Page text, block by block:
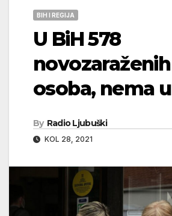
BIH I REGIJA
U BiH 578
novozaraženih
osoba, nema
By Radio Ljubuški
KOL 28, 2021